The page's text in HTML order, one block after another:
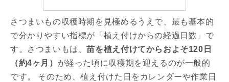
さつまいもの収穫時期を見極めるうえで、最も基本的
で分かりやすい指標が「植え付けからの経過日数」で
す。さつまいもは、苗を植え付けてからおよそ120日
（約4ヶ月） が経った頃に収穫期を迎えるのが一般的
です。 そのため、植え付けた日をカレンダーや作業日